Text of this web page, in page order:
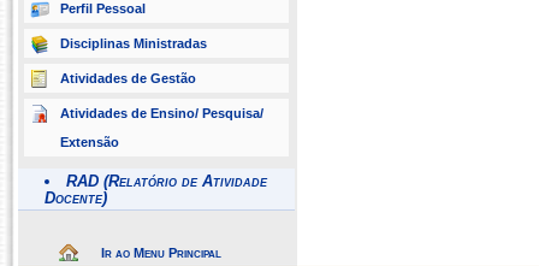
Perfil Pessoal
Disciplinas Ministradas
Atividades de Gestão
Atividades de Ensino/ Pesquisa/
Extensão
RAD (Relatório de Atividade
Docente)
Ir ao Menu Principal